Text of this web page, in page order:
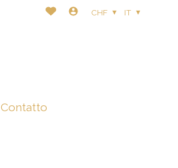
Contatto
CHF IT